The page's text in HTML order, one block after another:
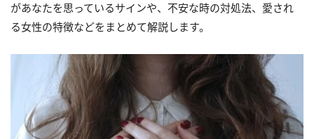
があなたを思っているサインや、不安な時の対処法、愛され
る女性の特徴などをまとめて解説します。